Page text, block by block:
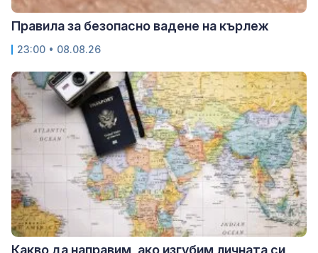
Правила за безопасно вадене на кърлеж
23:00 • 08.08.26
Какво да направим, ако изгубим личната си